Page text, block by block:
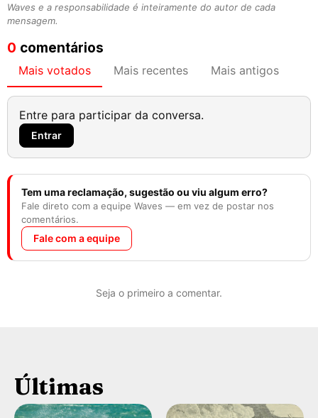
Waves e a responsabilidade é inteiramente do autor de cada
mensagem.
0 comentários
Mais votados Mais recentes Mais antigos
Entre para participar da conversa.
Entrar
Tem uma reclamação, sugestão ou viu algum erro?
Fale direto com a equipe Waves — em vez de postar nos
comentários.
Fale com a equipe
Seja o primeiro a comentar.
Últimas